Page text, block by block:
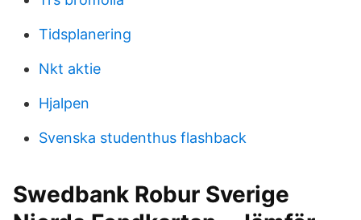
Tidsplanering
Nkt aktie
Hjalpen
Svenska studenthus flashback
Swedbank Robur Sverige